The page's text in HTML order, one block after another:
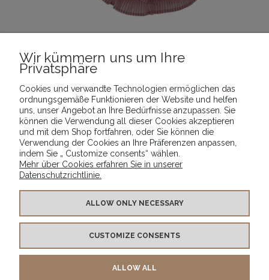
16,89 €
ZUM WARENKORB HINZUFÜGEN
INFO
PRODUKTE
KONTAKT
Wir kümmern uns um Ihre
Privatsphäre
Cookies und verwandte Technologien ermöglichen das
ordnungsgemäße Funktionieren der Website und helfen
uns, unser Angebot an Ihre Bedürfnisse anzupassen. Sie
können die Verwendung all dieser Cookies akzeptieren
und mit dem Shop fortfahren, oder Sie können die
Verwendung der Cookies an Ihre Präferenzen anpassen,
indem Sie „ Customize consents“ wählen.
Mehr über Cookies erfahren Sie in unserer
Datenschutzrichtlinie.
ALLOW ONLY NECESSARY
CUSTOMIZE CONSENTS
ALLOW ALL